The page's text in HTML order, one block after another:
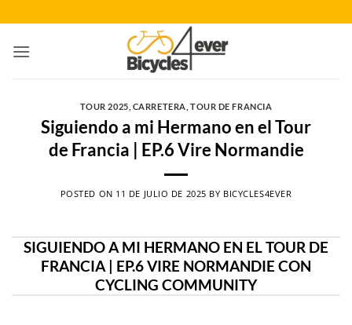
al
contenido
TOUR 2025 CARRETERA TOUR DE FRANCIA
Siguiendo a mi Hermano en el Tour
de Francia | EP.6 Vire Normandie
POSTED ON 11 DE JULIO DE 2025 BY BICYCLES4EVER
SIGUIENDO A MI HERMANO EN EL TOUR DE
FRANCIA | EP.6 VIRE NORMANDIE CON
CYCLING COMMUNITY